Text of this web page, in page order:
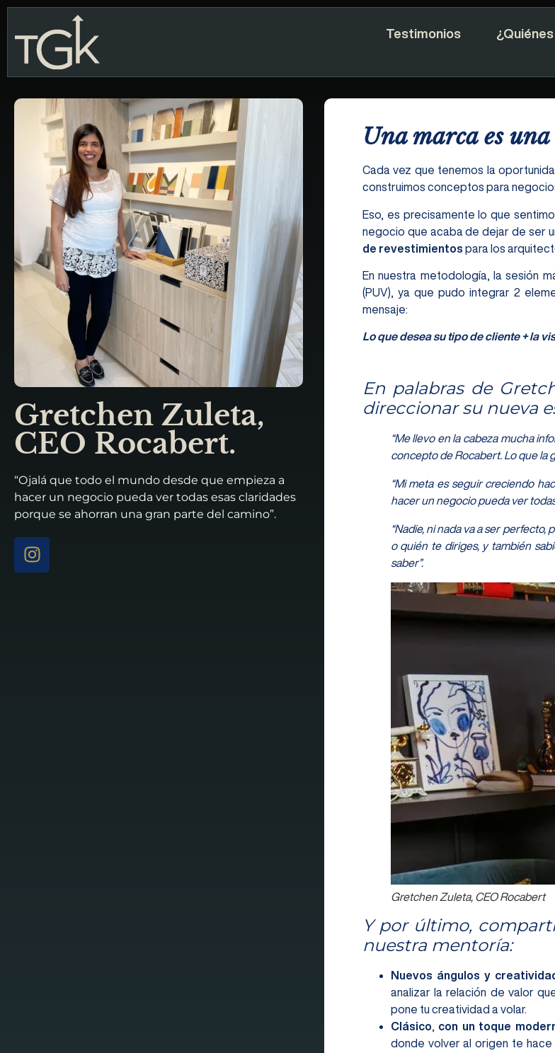
Testimonios
Gretchen Zuleta,
CEO Rocabert.
“Ojalá que todo el mundo desde que empieza a
hacer un negocio pueda ver todas esas claridades
porque se ahorran una gran parte del camino”.
Una marca es
Cada vez que tenemos la
construimos conceptos para
Eso, es precisamente lo que
negocio que acaba de dejar de ser
de revestimientos para los
En nuestra metodología, la sesión
(PUV), ya que pudo integrar 2
mensaje:
Lo que desea su tipo de cliente + la
En palabras de
direccionar su nueva
“Me llevo en la cabeza mucha
concepto de Rocabert. Lo que la
“Mi meta es seguir creciendo
hacer un negocio pueda ver
“Nadie, ni nada va a ser
o quién te diriges, y también
saber”.
Gretchen Zuleta, CEO Rocabert
Y por último,
nuestra mentoría:
Nuevos ángulos y
analizar la relación de valor
pone tu creatividad a volar.
Clásico
con un toque
donde volver al origen te hace